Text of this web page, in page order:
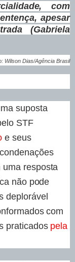
com
apesar
(Gabriela
Wilson Dias/Agência Brasil
suposta
STF
e seus
uma resposta
não pode
deplorável
com
praticados pela